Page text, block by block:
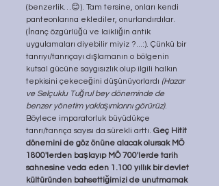
(benzerlik…😊). Tam tersine, onları kendi
panteonlarına eklediler, onurlandırdılar.
(İnanç özgürlüğü ve laikliğin antik
uygulamaları diyebilir miyiz ?...:). Çünkü bir
tanrıyı/tanrıçayı dışlamanın o bölgenin
kutsal gücüne saygısızlık olup ilgili halkın
tepkisini çekeceğini düşünüyorlardı (Hazar
ve Selçuklu Tuğrul bey döneminde de
benzer yönetim yaklaşımlarını görürüz).
Böylece imparatorluk büyüdükçe
tanrı/tanrıça sayısı da sürekli arttı. Geç Hitit
dönemini de göz önüne alacak olursak MÖ
1800'lerden başlayıp MÖ 700'lerde tarih
sahnesine veda eden 1.100 yıllık bir devlet
kültüründen bahsettiğimizi de unutmamak